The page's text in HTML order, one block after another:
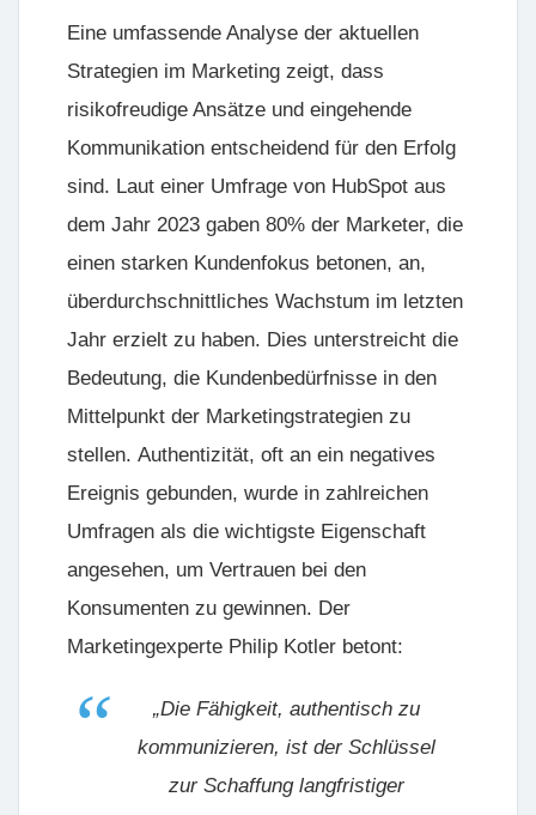
Eine umfassende Analyse der aktuellen
Strategien im Marketing zeigt, dass
risikofreudige Ansätze und eingehende
Kommunikation entscheidend für den Erfolg
sind. Laut einer Umfrage von HubSpot aus
dem Jahr 2023 gaben 80% der Marketer, die
einen starken Kundenfokus betonen, an,
überdurchschnittliches Wachstum im letzten
Jahr erzielt zu haben. Dies unterstreicht die
Bedeutung, die Kundenbedürfnisse in den
Mittelpunkt der Marketingstrategien zu
stellen. Authentizität, oft an ein negatives
Ereignis gebunden, wurde in zahlreichen
Umfragen als die wichtigste Eigenschaft
angesehen, um Vertrauen bei den
Konsumenten zu gewinnen. Der
Marketingexperte Philip Kotler betont:
„Die Fähigkeit, authentisch zu
kommunizieren, ist der Schlüssel
zur Schaffung langfristiger